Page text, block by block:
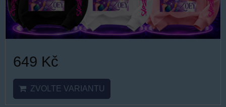
649 Kč
ZVOLTE VARIANTU